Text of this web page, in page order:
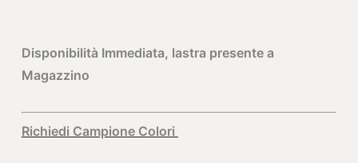
Disponibilità Immediata, lastra presente a
Magazzino
Richiedi Campione Colori